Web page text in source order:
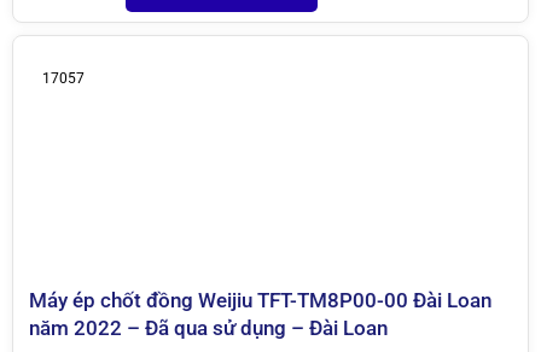
17057
Máy ép chốt đồng Weijiu TFT-TM8P00-00 Đài Loan
năm 2022 – Đã qua sử dụng – Đài Loan